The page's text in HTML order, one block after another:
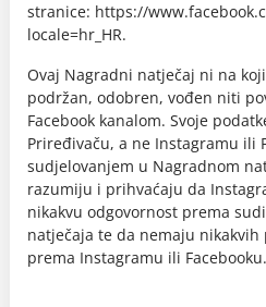
stranice: https://
locale=hr_HR.
Ovaj Nagradni natječaj ni na
podržan, odobren, vođen niti
Facebook kanalom. Svoje
Priređivaču, a ne Instagramu ili
sudjelovanjem u Nagradnom
razumiju i prihvaćaju da
nikakvu odgovornost prema
natječaja te da nemaju
prema Instagramu ili Facebooku.